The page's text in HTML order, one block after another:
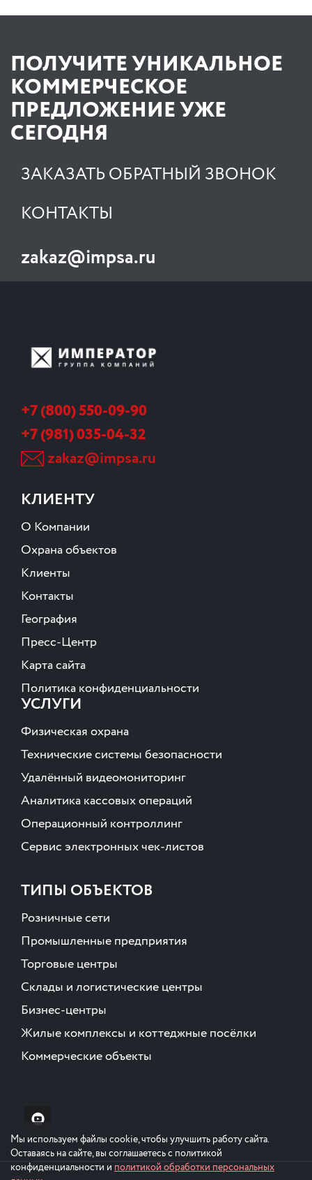
ПОЛУЧИТЕ УНИКАЛЬНОЕ
КОММЕРЧЕСКОЕ
ПРЕДЛОЖЕНИЕ УЖЕ
СЕГОДНЯ
ЗАКАЗАТЬ ОБРАТНЫЙ ЗВОНОК
КОНТАКТЫ
zakaz@impsa.ru
+7 (800) 550-09-90
+7 (981) 035-04-32
zakaz@impsa.ru
КЛИЕНТУ
О Компании
Охрана объектов
Клиенты
Контакты
География
Пресс-Центр
Карта сайта
Политика конфиденциальности
УСЛУГИ
Физическая охрана
Технические системы безопасности
Удалённый видеомониторинг
Аналитика кассовых операций
Операционный контроллинг
Сервис электронных чек-листов
ТИПЫ ОБЪЕКТОВ
Розничные сети
Промышленные предприятия
Торговые центры
Склады и логистические центры
Бизнес-центры
Жилые комплексы и коттеджные посёлки
Коммерческие объекты
Мы используем файлы cookie, чтобы улучшить работу сайта.
Оставаясь на сайте, вы соглашаетесь с политикой
конфиденциальности и политикой обработки персональных